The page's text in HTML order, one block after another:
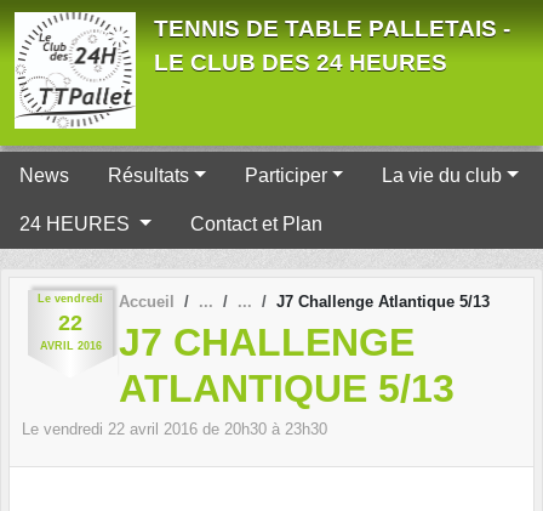
TENNIS DE TABLE PALLETAIS -
LE CLUB DES 24 HEURES
News Résultats Participer La vie du club
24 HEURES Contact et Plan
Le vendredi
22
AVRIL 2016
Accueil J7 Challenge Atlantique 5/13
J7 CHALLENGE
ATLANTIQUE 5/13
Le vendredi 22 avril 2016 de 20h30 à 23h30
Panneau de gestion des cookies